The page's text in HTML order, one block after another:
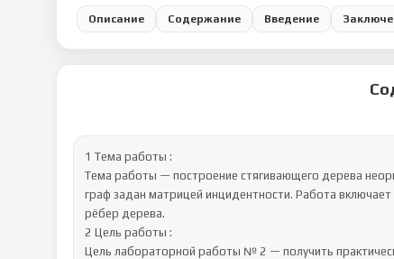
Описание Содержание Введение
1 Тема работы :
Тема работы — построение стягивающего дерева
граф задан матрицей инцидентности. Работа
рёбер дерева.
2 Цель работы :
Цель лабораторной работы № 2 — получить